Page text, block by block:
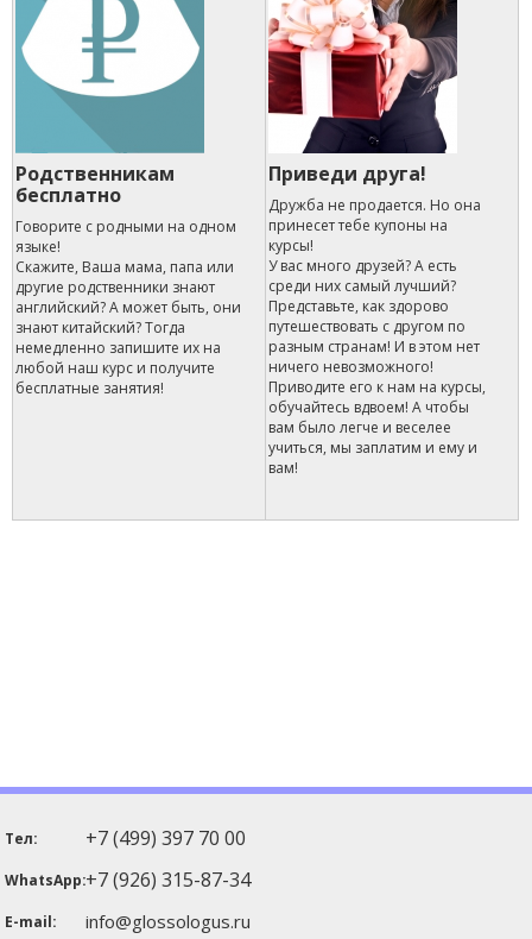
Родственникам
бесплатно
Говорите с родными на одном
языке!
Скажите, Ваша мама, папа или
другие родственники знают
английский? А может быть, они
знают китайский? Тогда
немедленно запишите их на
любой наш курс и получите
бесплатные занятия!
Приведи друга!
Дружба не продается. Но она
принесет тебе купоны на
курсы!
У вас много друзей? А есть
среди них самый лучший?
Представьте, как здорово
путешествовать с другом по
разным странам! И в этом нет
ничего невозможного!
Приводите его к нам на курсы,
обучайтесь вдвоем! А чтобы
вам было легче и веселее
учиться, мы заплатим и ему и
вам!
Тел: +7 (499) 397 70 00
WhatsApp:+7 (926) 315-87-34
E-mail: info@glossologus.ru